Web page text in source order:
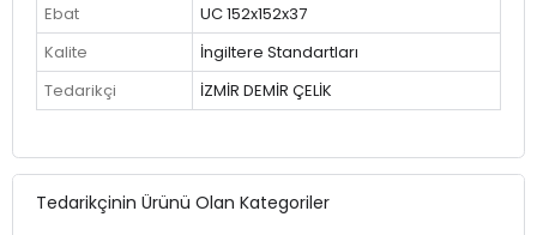
Ebat
UC 152x152x37
Kalite
İngiltere Standartları
Tedarikçi
İZMİR DEMİR ÇELİK
Tedarikçinin Ürünü Olan Kategoriler